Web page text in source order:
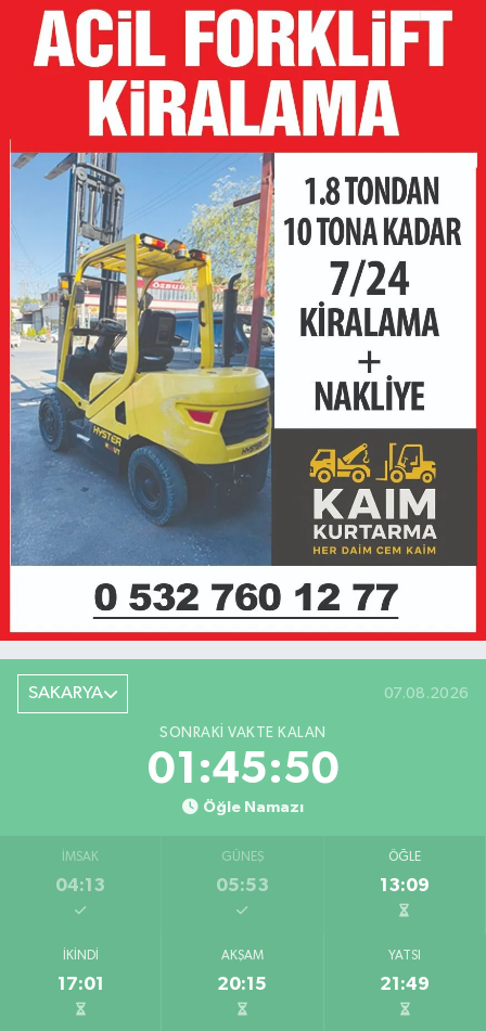
SAKARYA 07.08.2026
SONRAKI VAKTE KALAN
01:45:50
Öğle Namazı
İMSAK
04:13
GÜNEŞ
05:53
ÖĞLE
13:09
İKINDI
17:01
AKŞAM
20:15
YATSI
21:49